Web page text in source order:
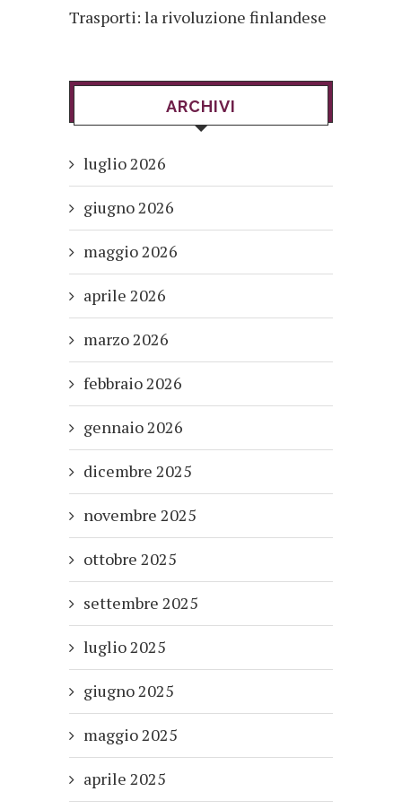
Trasporti: la rivoluzione finlandese
ARCHIVI
luglio 2026
giugno 2026
maggio 2026
aprile 2026
marzo 2026
febbraio 2026
gennaio 2026
dicembre 2025
novembre 2025
ottobre 2025
settembre 2025
luglio 2025
giugno 2025
maggio 2025
aprile 2025